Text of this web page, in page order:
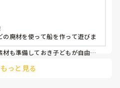
廃材を使って船を作って遊びま
も準備しておき子どもが自由に
びましたが、沈むものもあった
っと見る